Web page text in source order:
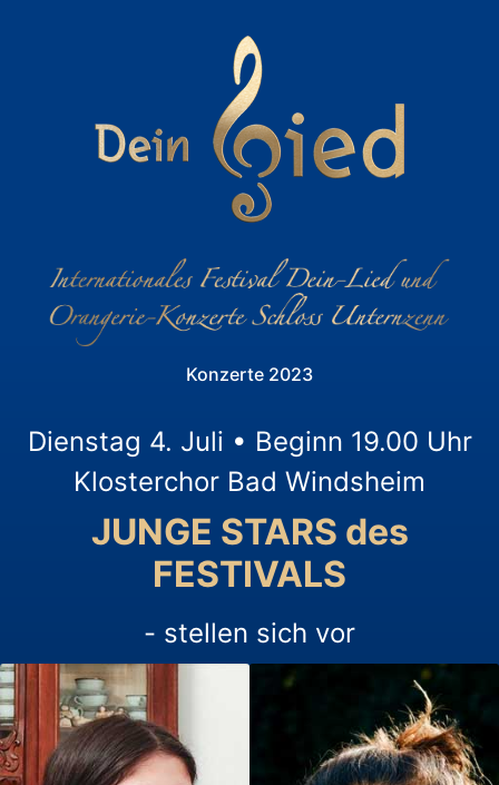
Konzerte 2023
Dienstag 4. Juli • Beginn 19.00 Uhr
Klosterchor Bad Windsheim
JUNGE STARS des
FESTIVALS
- stellen sich vor